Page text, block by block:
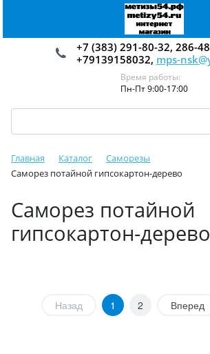
+7 (383) 291-80-32, 286-
+79139158032, mps-
Время работы:
Пн-Пт 9:00-17:00
Главная Каталог
Саморезы
Саморез потайной гипсокартон-дерево
Саморез потайной
гипсокартон-дерево
Назад 1 2 Вперед